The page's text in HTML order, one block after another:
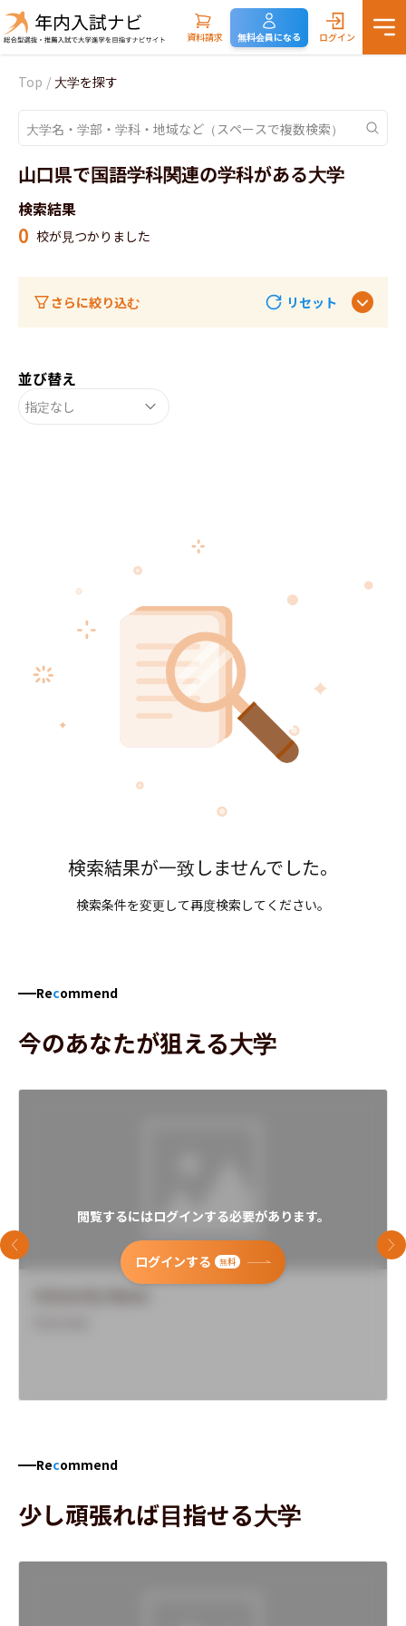
資料請求 無料会員になる ログイン
Top / 大学を探す
山口県で国語学科関連の学科がある大学
検索結果
0 校が見つかりました
さらに絞り込む リセット
並び替え
指定なし
検索結果が一致しませんでした。
検索条件を変更して再度検索してください。
Recommend
今のあなたが狙える大学
閲覧するにはログインする必要があります。
ログインする 無料
前のスライド 次
Recommend
少し頑張れば目指せる大学